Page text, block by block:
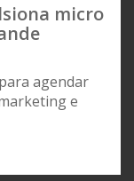
micro
agendar
e